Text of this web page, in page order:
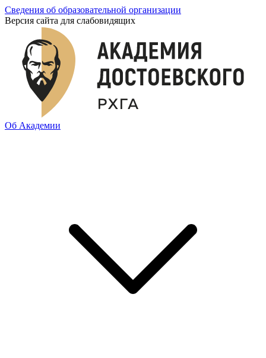
Сведения об образовательной организации
Версия сайта для слабовидящих
Об Академии